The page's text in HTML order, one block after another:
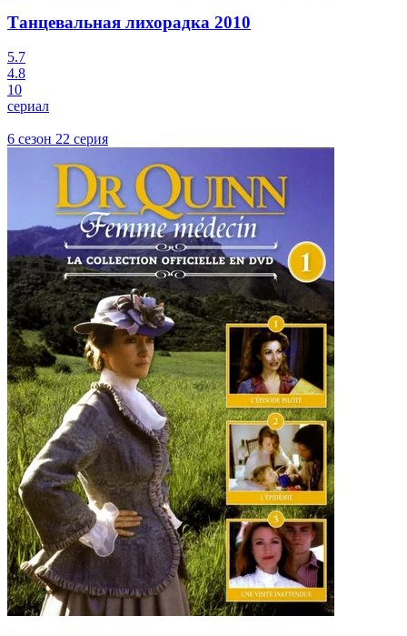
Танцевальная лихорадка 2010
5.7
4.8
10
сериал
6 сезон 22 серия